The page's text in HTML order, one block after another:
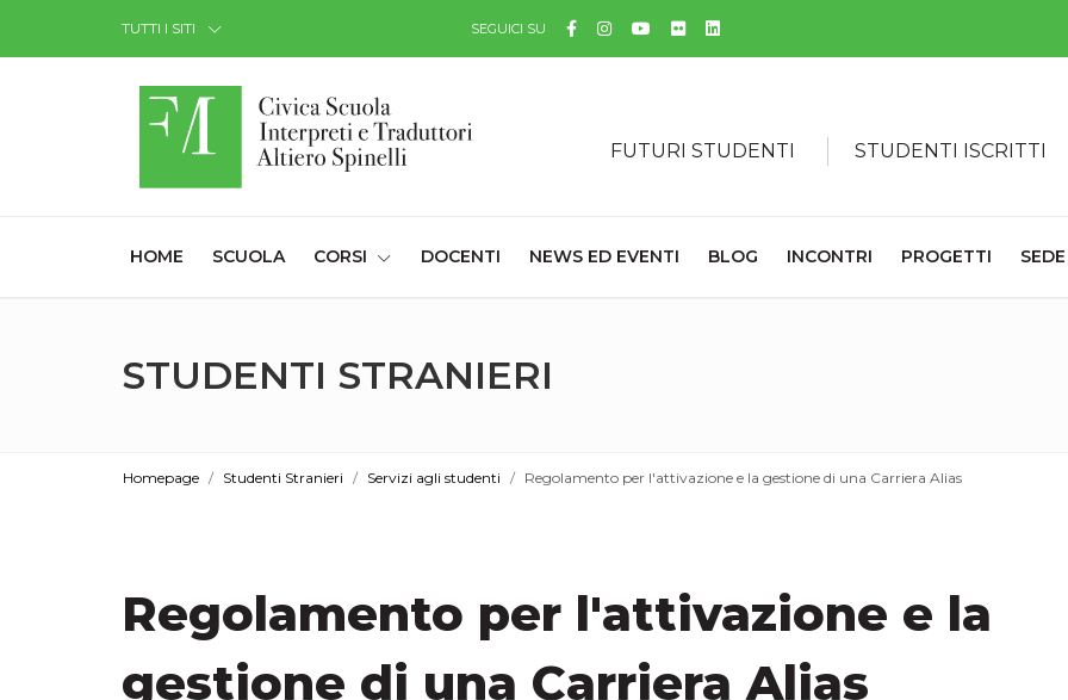
TUTTI I SITI SEGUICI SU Facebook
Instagram
YouTube
Flickr
FUTURI STUDENTI STUDENTI ISCRITTI
HOME (CURRENT)
SCUOLA CORSI DOCENTI NEWS ED EVENTI BLOG INCONTRI PROGETTI
STUDENTI STRANIERI
Homepage Studenti Stranieri Servizi agli studenti Regolamento per l'attivazione e la gestione di una Carriera Alias
Regolamento per l'attivazione e la
gestione di una Carriera Alias